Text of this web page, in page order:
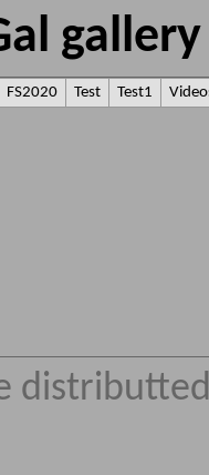
FS2020 Test Test1